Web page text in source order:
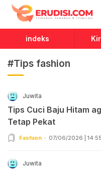
Erudisi
Temukan Jawaban dan
indeks
#Tips fashion
Juwita
Tips Cuci Baju Hitam
Tetap Pekat
Fashion 07/06/2026 | 14:55
Juwita